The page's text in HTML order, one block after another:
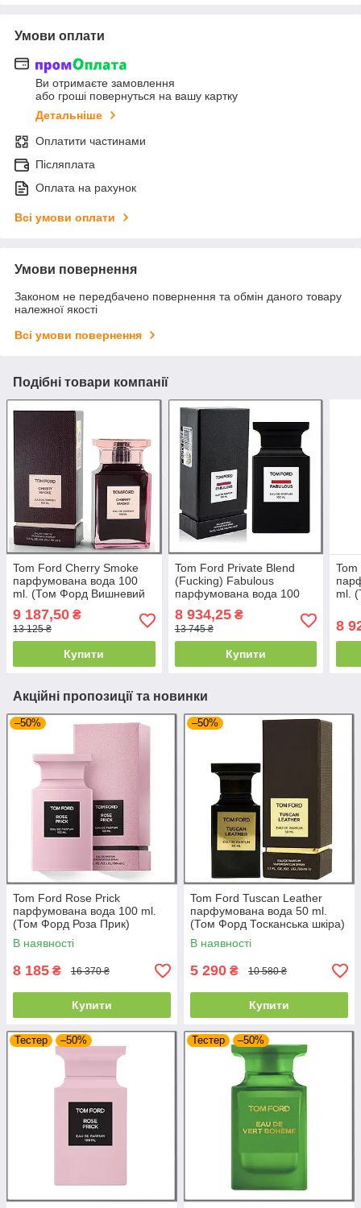
Умови оплати
Ви отримаєте замовлення
або гроші повернуться на вашу картку
Детальніше
Оплатити частинами
Післяплата
Оплата на рахунок
Всі умови оплати
Умови повернення
Законом не передбачено повернення та обмін даного товару
належної якості
Всі умови повернення
Подібні товари компанії
Tom Ford Cherry Smoke
парфумована вода 100
ml. (Том Форд Вишневий
дим)
9 187,50 ₴
13 125 ₴
Купити
Tom Ford Private Blend
(Fucking) Fabulous
парфумована вода 100
ml. (Том Форд Приват
Бленд (Факінг) Фабуло)
8 934,25₴
13 745 ₴
Купити
ml.
8
Акційні пропозиції та новинки
–50%
Tom Ford Rose Prick
парфумована вода 100 ml.
(Том Форд Роза Прик)
В наявності
8 185 ₴ 16 370 ₴
Купити
–50%
Tom Ford Tuscan Leather
парфумована вода 50 ml.
(Том Форд Тосканська шкіра)
В наявності
5 290 ₴ 10 580 ₴
Купити
Тестер –50% Тестер –50%